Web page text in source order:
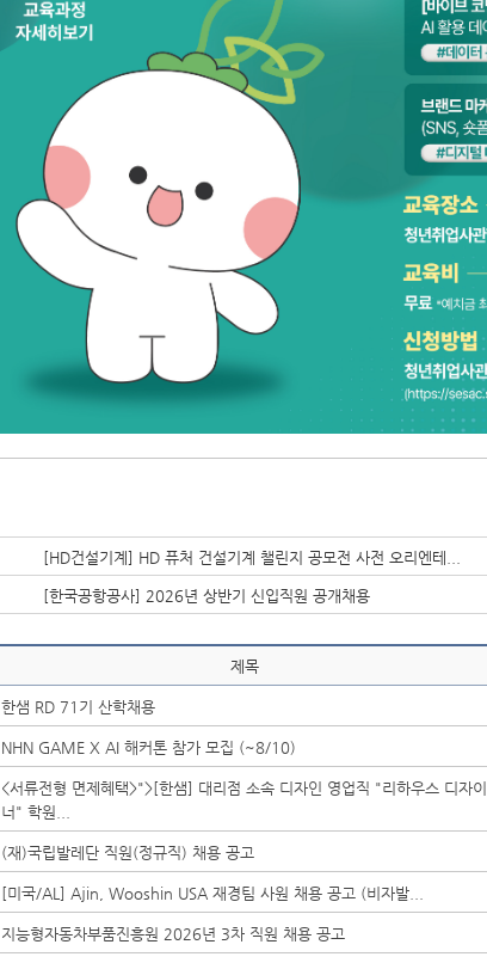
[HD건설기계] HD 퓨처 건설기계 챌린지 공모전 사전 오리엔테...
[한국공항공사] 2026년 상반기 신입직원 공개채용
제목
한샘 RD 71기 산학채용
NHN GAME X AI 해커톤 참가 모집 (~8/10)
<서류전형 면제혜택>">[한샘] 대리점 소속 디자인 영업직 "리하우스 디자이
너" 학원...
(재)국립발레단 직원(정규직) 채용 공고
[미국/AL] Ajin, Wooshin USA 재경팀 사원 채용 공고 (비자발...
지능형자동차부품진흥원 2026년 3차 직원 채용 공고